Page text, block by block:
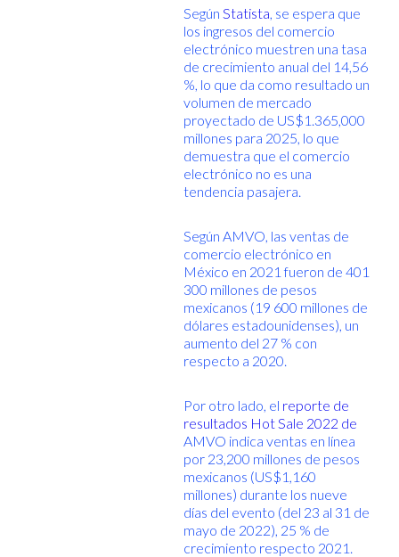
Según Statista , se espera que
los ingresos del comercio
electrónico muestren una tasa
de crecimiento anual del 14,56
%, lo que da como resultado un
volumen de mercado
proyectado de US$1.365,000
millones para 2025, lo que
demuestra que el comercio
electrónico no es una
tendencia pasajera.
Según AMVO, las ventas de
comercio electrónico en
México en 2021 fueron de 401
300 millones de pesos
mexicanos (19 600 millones de
dólares estadounidenses), un
aumento del 27 % con
respecto a 2020.
Por otro lado, el reporte de
resultados Hot Sale 2022 de
AMVO indica ventas en línea
por 23,200 millones de pesos
mexicanos (US$1,160
millones) durante los nueve
días del evento (del 23 al 31 de
mayo de 2022), 25 % de
crecimiento respecto 2021.